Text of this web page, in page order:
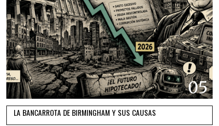
05
LA BANCARROTA DE BIRMINGHAM Y SUS CAUSAS